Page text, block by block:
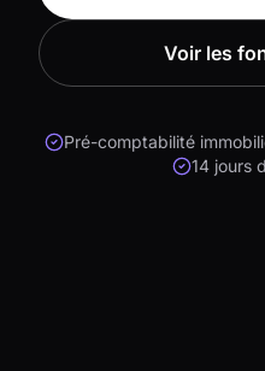
Voir les
Pré-comptabilité
14 jours